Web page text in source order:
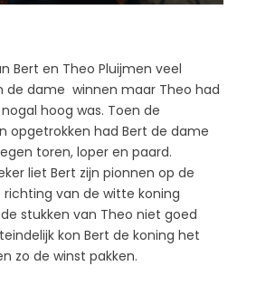
Bert en Theo Pluijmen veel
de dame winnen maar Theo had
hoog was. Toen de
opgetrokken had Bert de dame
toren, loper en paard.
liet Bert zijn pionnen op de
van de witte koning
stukken van Theo niet goed
kon Bert de koning het
zo de winst pakken.